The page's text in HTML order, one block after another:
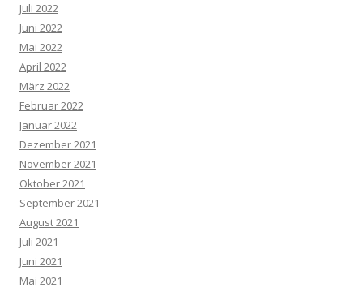
Juli 2022
Juni 2022
Mai 2022
April 2022
März 2022
Februar 2022
Januar 2022
Dezember 2021
November 2021
Oktober 2021
September 2021
August 2021
Juli 2021
Juni 2021
Mai 2021